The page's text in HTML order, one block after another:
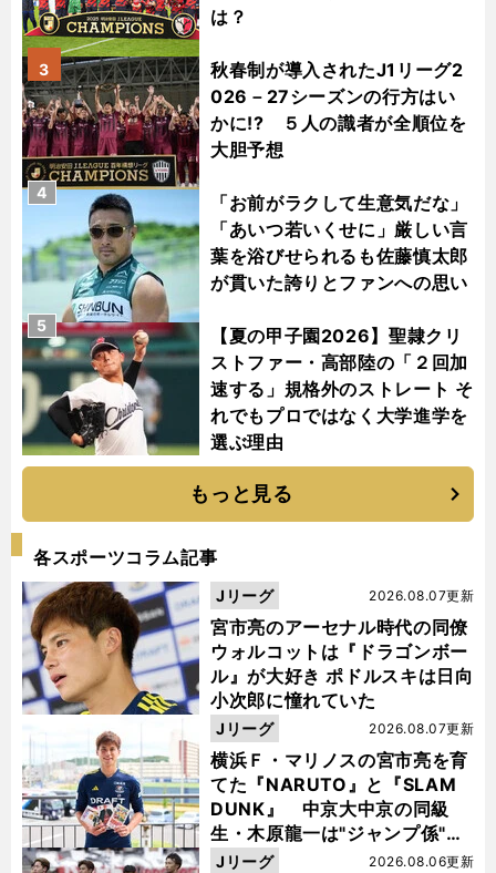
は？
秋春制が導入されたJ1リーグ2
026－27シーズンの行方はい
かに!? ５人の識者が全順位を
大胆予想
3
「お前がラクして生意気だな」
「あいつ若いくせに」厳しい言
葉を浴びせられるも佐藤慎太郎
が貫いた誇りとファンへの思い
4
【夏の甲子園2026】聖隷クリ
ストファー・高部陸の「２回加
速する」規格外のストレート そ
れでもプロではなく大学進学を
選ぶ理由
5
もっと見る
各スポーツコラム記事
宮市亮のアーセナル時代の同僚
ウォルコットは『ドラゴンボー
ル』が大好き ポドルスキは日向
小次郎に憧れていた
2026.08.07更新
Jリーグ
横浜Ｆ・マリノスの宮市亮を育
てた『NARUTO』と『SLAM
DUNK』 中京大中京の同級
生・木原龍一は"ジャンプ係"だ
った
2026.08.07更新
Jリーグ
2026.08.06更新
Jリーグ